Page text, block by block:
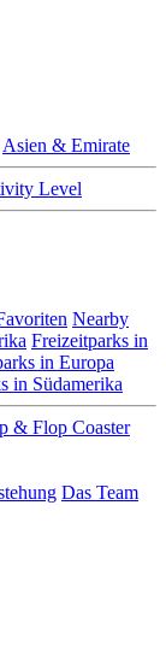
Asien & Emirate
Level
Nearby
Freizeitparks in
in Europa
in Südamerika
& Flop Coaster
Das Team